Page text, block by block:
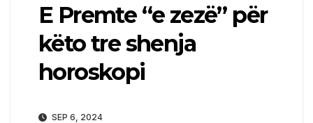
E Premte “e zezë” për
këto tre shenja
horoskopi
SEP 6, 2024